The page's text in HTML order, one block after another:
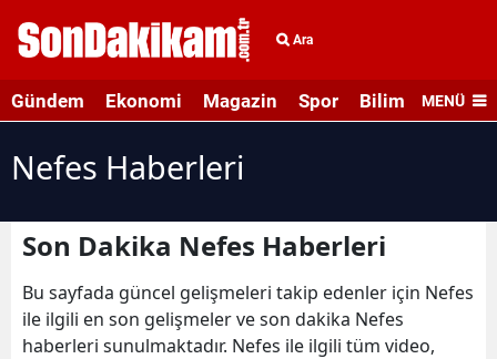
Ara
Gündem Ekonomi Magazin Spor Bilim veMENÜ
Nefes Haberleri
Son Dakika Nefes Haberleri
Bu sayfada güncel gelişmeleri takip edenler için Nefes
ile ilgili en son gelişmeler ve son dakika Nefes
haberleri sunulmaktadır. Nefes ile ilgili tüm video,